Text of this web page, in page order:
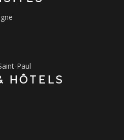
Paul
HÔTELS